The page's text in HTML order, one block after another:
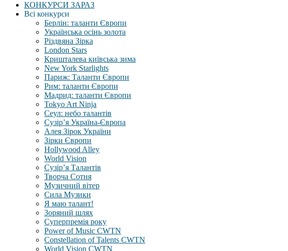
КОНКУРСИ ЗАРАЗ
Всі конкурси
Берлін: таланти Європи
Українська осінь золота
Різдвяна Зірка
London Stars
Кришталева київська зима
New York Starlights
Париж: Таланти Європи
Рим: таланти Європи
Мадрид: таланти Європи
Tokyo Art Ninja
Сеул: небо талантів
Сузір’я Україна-Європа
Алея Зірок України
Зірки Європи
Hollywood Alley
World Vision
Сузір’я Талантів
Творча Сотня
Музичний вітер
Сила Музики
Я маю талант!
Зоряний шлях
Суперпремія року
Power of Music CWTN
Constellation of Talents CWTN
World Vision CWTN